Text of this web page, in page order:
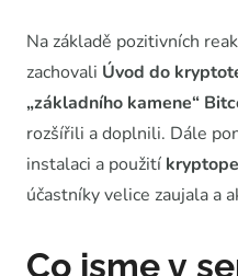
Na základě pozitivních
zachovali Úvod do
„základního kamene“
rozšířili a doplnili. Dále
instalaci a použití
účastníky velice zaujala a
Co jsme v